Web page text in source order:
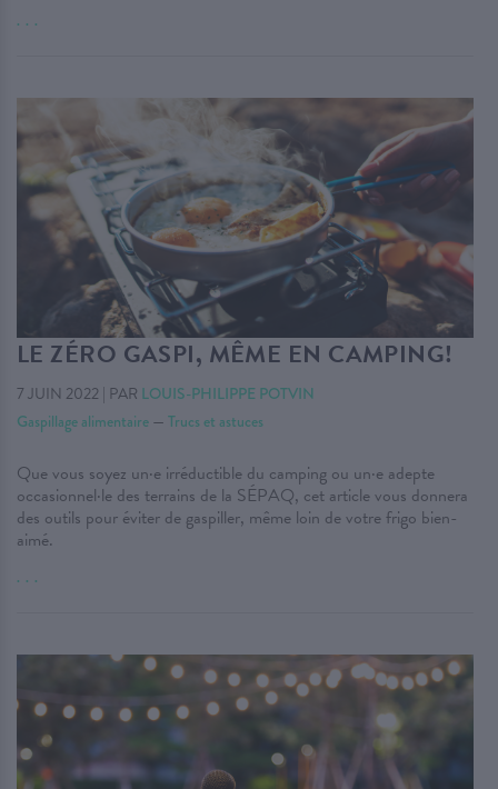
. . .
LE ZÉRO GASPI, MÊME EN CAMPING!
7 JUIN 2022 | PAR LOUIS-PHILIPPE POTVIN
Gaspillage alimentaire — Trucs et astuces
Que vous soyez un·e irréductible du camping ou un·e adepte
occasionnel·le des terrains de la SÉPAQ, cet article vous donnera
des outils pour éviter de gaspiller, même loin de votre frigo bien-
aimé.
. . .